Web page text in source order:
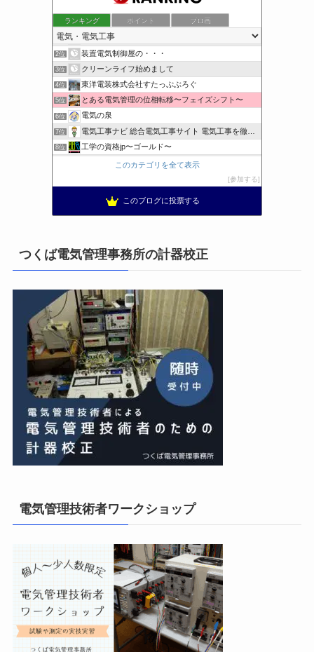
ランキング ポイント ブロ画
1位 小さな引越し屋と電気工事屋の奮闘記
2位 装置電気制御屋の・・・
3位 クリーンライフ始めまして
4位 東洋電装株式会社すたっぷぶろぐ
5位 とある電気管理の位相転移〜フェイズシフト〜
6位 電気の泉
7位 電気工事ナビ 総合電気工事サイト 電気工事を徹底解説
8位 工学の資格jp〜ゴールド〜
日置空調 | エアコン取付 鹿児島 | 鹿児島のエアコン工事
太陽光発電で、第二の年金.JP茨城県鹿嶋市赤嶺電研企画ブログ
15位 ★電験三種に合格させてあげる|理論攻略講座
このカテゴリを全て表示
参加する
このブログに投票する
つくば電気管理事務所の計器校正
電気管理技術者ワークショップ